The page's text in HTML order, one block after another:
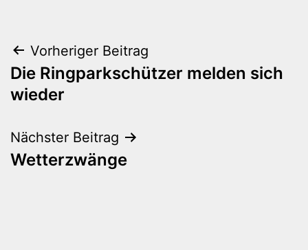
Beitragsnavigation
Vorheriger Beitrag
Die Ringparkschützer melden sich
wieder
Nächster Beitrag
Wetterzwänge